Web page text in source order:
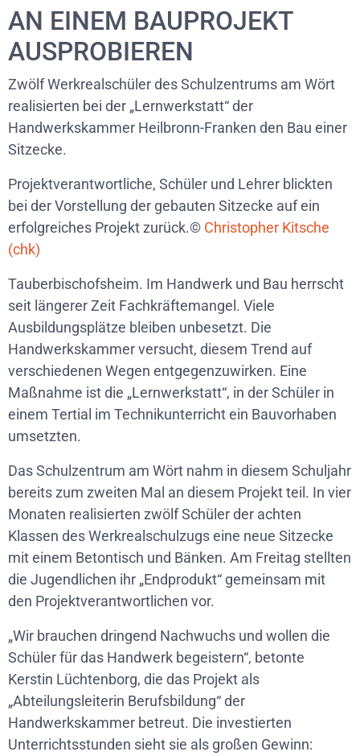
AN EINEM BAUPROJEKT
AUSPROBIEREN
Zwölf Werkrealschüler des Schulzentrums am Wört
realisierten bei der „Lernwerkstatt“ der
Handwerkskammer Heilbronn-Franken den Bau einer
Sitzecke.
Projektverantwortliche, Schüler und Lehrer blickten
bei der Vorstellung der gebauten Sitzecke auf ein
erfolgreiches Projekt zurück.© Christopher Kitsche
(chk)
Tauberbischofsheim. Im Handwerk und Bau herrscht
seit längerer Zeit Fachkräftemangel. Viele
Ausbildungsplätze bleiben unbesetzt. Die
Handwerkskammer versucht, diesem Trend auf
verschiedenen Wegen entgegenzuwirken. Eine
Maßnahme ist die „Lernwerkstatt“, in der Schüler in
einem Tertial im Technikunterricht ein Bauvorhaben
umsetzten.
Das Schulzentrum am Wört nahm in diesem Schuljahr
bereits zum zweiten Mal an diesem Projekt teil. In vier
Monaten realisierten zwölf Schüler der achten
Klassen des Werkrealschulzugs eine neue Sitzecke
mit einem Betontisch und Bänken. Am Freitag stellten
die Jugendlichen ihr „Endprodukt“ gemeinsam mit
den Projektverantwortlichen vor.
„Wir brauchen dringend Nachwuchs und wollen die
Schüler für das Handwerk begeistern“, betonte
Kerstin Lüchtenborg, die das Projekt als
„Abteilungsleiterin Berufsbildung“ der
Handwerkskammer betreut. Die investierten
Unterrichtsstunden sieht sie als großen Gewinn: